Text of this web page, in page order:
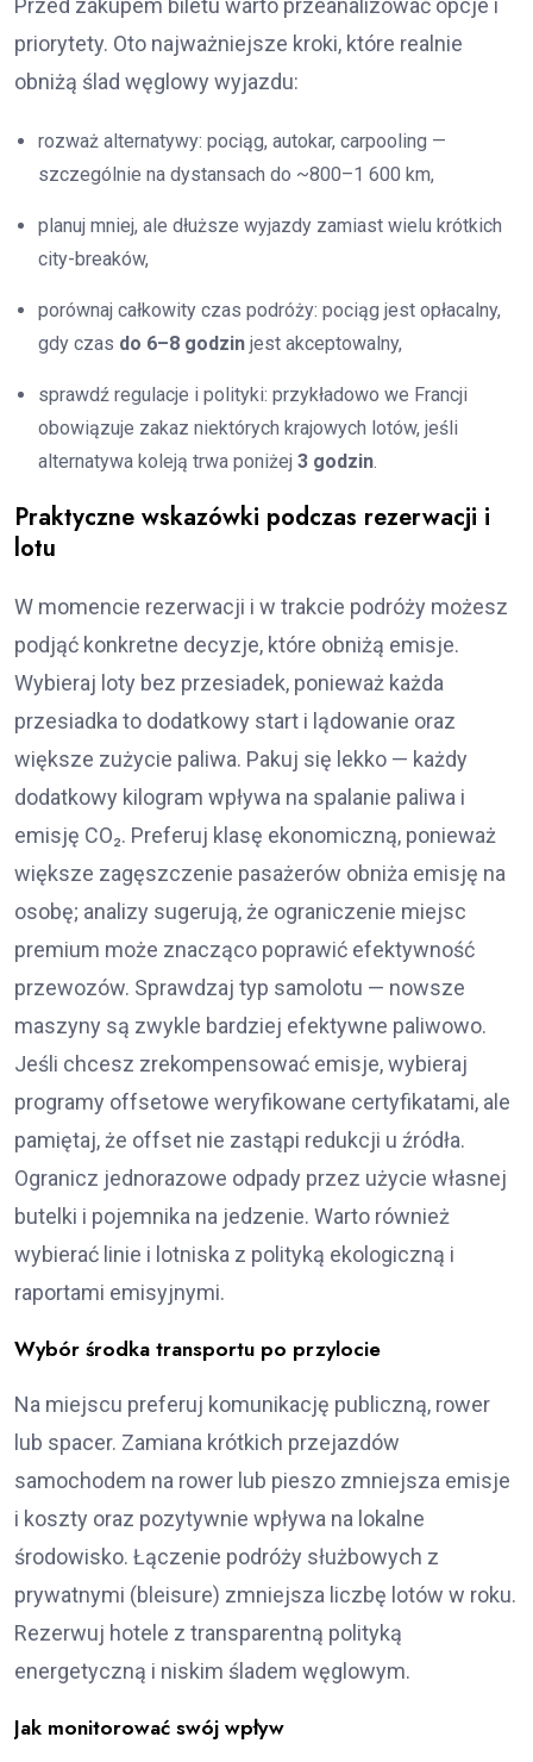
Przed zakupem biletu warto przeanalizować opcje i
priorytety. Oto najważniejsze kroki, które realnie
obniżą ślad węglowy wyjazdu:
rozważ alternatywy: pociąg, autokar, carpooling —
szczególnie na dystansach do ~800–1 600 km,
planuj mniej, ale dłuższe wyjazdy zamiast wielu krótkich
city-breaków,
porównaj całkowity czas podróży: pociąg jest opłacalny,
gdy czas do 6–8 godzin jest akceptowalny,
sprawdź regulacje i polityki: przykładowo we Francji
obowiązuje zakaz niektórych krajowych lotów, jeśli
alternatywa koleją trwa poniżej 3 godzin
Praktyczne wskazówki podczas rezerwacji i
lotu
W momencie rezerwacji i w trakcie podróży możesz
podjąć konkretne decyzje, które obniżą emisje.
Wybieraj loty bez przesiadek, ponieważ każda
przesiadka to dodatkowy start i lądowanie oraz
większe zużycie paliwa. Pakuj się lekko — każdy
dodatkowy kilogram wpływa na spalanie paliwa i
emisję CO₂. Preferuj klasę ekonomiczną, ponieważ
większe zagęszczenie pasażerów obniża emisję na
osobę; analizy sugerują, że ograniczenie miejsc
premium może znacząco poprawić efektywność
przewozów. Sprawdzaj typ samolotu — nowsze
maszyny są zwykle bardziej efektywne paliwowo.
Jeśli chcesz zrekompensować emisje, wybieraj
programy offsetowe weryfikowane certyfikatami, ale
pamiętaj, że offset nie zastąpi redukcji u źródła.
Ogranicz jednorazowe odpady przez użycie własnej
butelki i pojemnika na jedzenie. Warto również
wybierać linie i lotniska z polityką ekologiczną i
raportami emisyjnymi.
Wybór środka transportu po przylocie
Na miejscu preferuj komunikację publiczną, rower
lub spacer. Zamiana krótkich przejazdów
samochodem na rower lub pieszo zmniejsza emisje
i koszty oraz pozytywnie wpływa na lokalne
środowisko. Łączenie podróży służbowych z
prywatnymi (bleisure) zmniejsza liczbę lotów w roku.
Rezerwuj hotele z transparentną polityką
energetyczną i niskim śladem węglowym.
Jak monitorować swój wpływ